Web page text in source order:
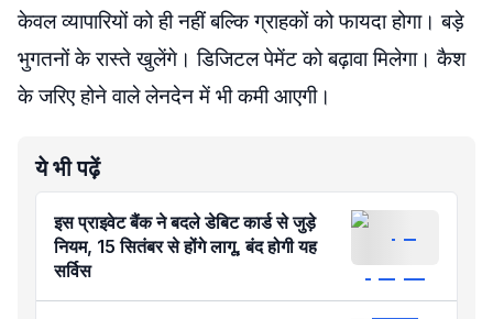
केवल व्यापारियों को ही नहीं बल्कि ग्राहकों को फायदा होगा। बड़े
भुगतनों के रास्ते खुलेंगे। डिजिटल पेमेंट को बढ़ावा मिलेगा। कैश
के जरिए होने वाले लेनदेन में भी कमी आएगी।
ये भी पढ़ें
इस प्राइवेट बैंक ने बदले डेबिट कार्ड से जुड़े
नियम, 15 सितंबर से होंगे लागू, बंद होगी यह
सर्विस